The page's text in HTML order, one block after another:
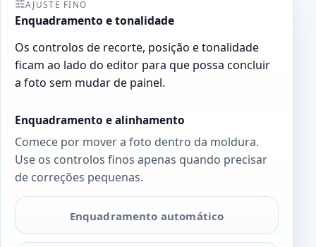
AJUSTE FINO
Enquadramento e tonalidade
Os controlos de recorte, posição e tonalidade
ficam ao lado do editor para que possa concluir
a foto sem mudar de painel.
Enquadramento e alinhamento
Comece por mover a foto dentro da moldura.
Use os controlos finos apenas quando precisar
de correções pequenas.
Enquadramento automático